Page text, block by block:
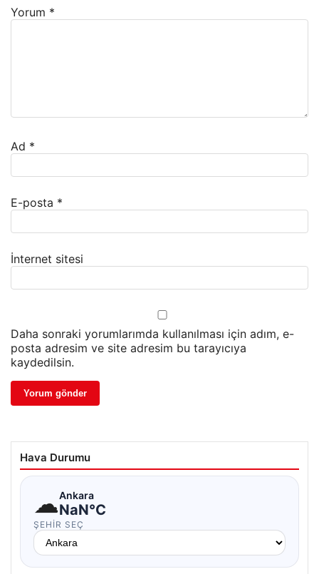
Yorum *
Ad *
E-posta *
İnternet sitesi
Daha sonraki yorumlarımda kullanılması için adım, e-
posta adresim ve site adresim bu tarayıcıya
kaydedilsin.
Hava Durumu
☁Ankara
NaN°C
ŞEHIR SEÇ